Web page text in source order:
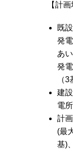
【計
既
発
あ
発
（3
建
電所
計
(最
基)